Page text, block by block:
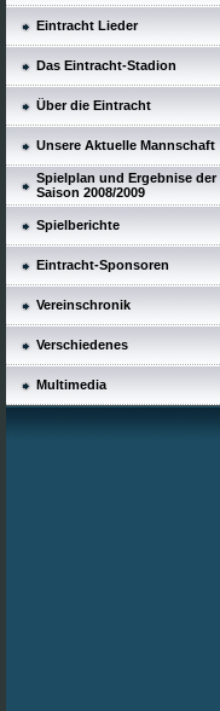
Eintracht Lieder
Das Eintracht-Stadion
Über die Eintracht
Unsere Aktuelle Mannschaft
Spielplan und Ergebnise der
Saison 2008/2009
Spielberichte
Eintracht-Sponsoren
Vereinschronik
Verschiedenes
Multimedia